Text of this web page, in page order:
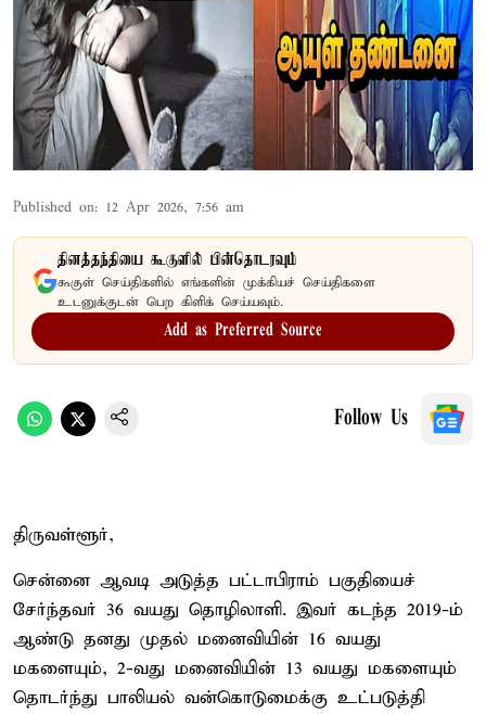
Published on: 12 Apr 2026, 7:56 am
தினத்தந்தியை கூகுளில் பின்தொடரவும்
கூகுள் செய்திகளில் எங்களின் முக்கியச் செய்திகளை
உடனுக்குடன் பெற கிளிக் செய்யவும்.
Add as Preferred Source
Follow Us
திருவள்ளூர்,
சென்னை ஆவடி அடுத்த பட்டாபிராம் பகுதியைச்
சேர்ந்தவர் 36 வயது தொழிலாளி. இவர் கடந்த 2019-ம்
ஆண்டு தனது முதல் மனைவியின் 16 வயது
மகளையும், 2-வது மனைவியின் 13 வயது மகளையும்
தொடர்ந்து பாலியல் வன்கொடுமைக்கு உட்படுத்தி